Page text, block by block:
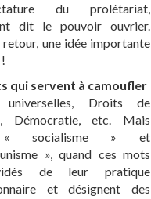
du prolétariat,
dit le pouvoir ouvrier.
retour, une idée importante
qui servent à camoufler
universelles, Droits de
Démocratie, etc. Mais
« socialisme » et
», quand ces mots
de leur pratique
et désignent des